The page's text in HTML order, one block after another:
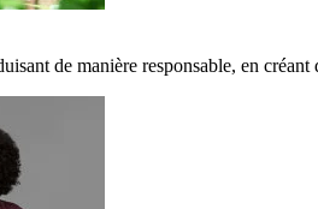
de manière responsable, en